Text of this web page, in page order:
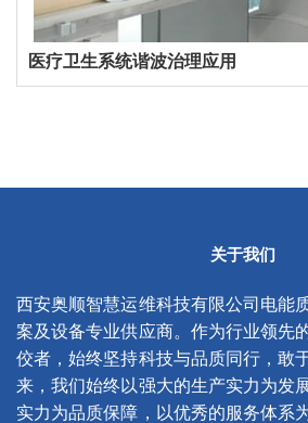
医疗卫生系统谐波治理应用
关于我们
西安奥顺智慧运维科技有限公司电能
案及设备专业供应商。作为行业领先
佼者，始终坚持科技与品质同行，敢
来，我们始终以强大的生产实力为发
实力为品质保障，以优秀的服务体系